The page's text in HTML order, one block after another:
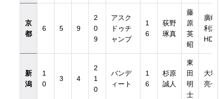
京
都
6 5 9
2
0
9
アスク
ドゥチ
ャンプ
1
6
荻野
琢真
藤
原
英
昭
廣崎
利洋
HD
新
潟
1
0
3 4
2
1
0
バンデ
ィート
1
6
杉原
誠人
東
田
明
士
大塚
亮一